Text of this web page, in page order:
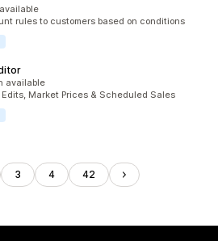
rules to customers based on conditions
available
Market Prices & Scheduled Sales
3 4 42